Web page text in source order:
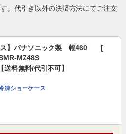
。代引き以外の決済方法にてご注文
ス】パナソニック製 幅460 [
MZ48S
料無料/代引不可】
凍ショーケース